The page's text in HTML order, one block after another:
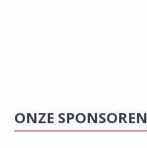
ONZE SPONSOREN